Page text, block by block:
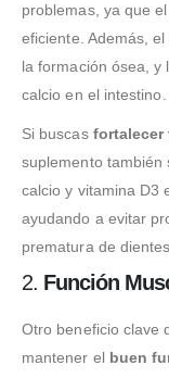
problemas, ya que
eficiente. Además, el
la formación ósea, y
calcio en el intestino.
Si buscas fortalecer
suplemento también
calcio y vitamina D3
ayudando a evitar
prematura de dientes.
2. Función
Otro beneficio clave
mantener el buen